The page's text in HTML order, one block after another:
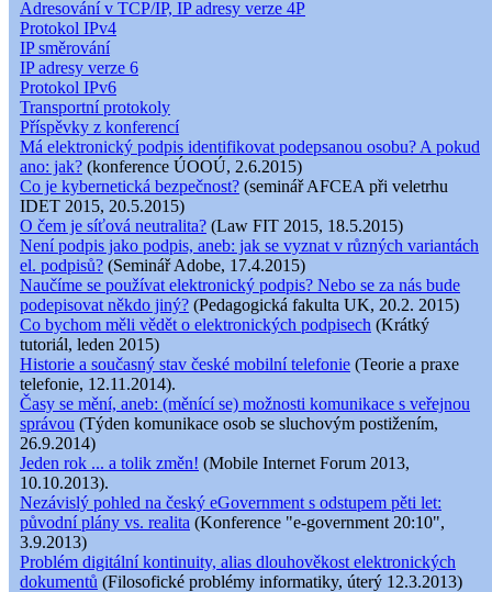
Adresování v TCP/IP, IP adresy verze 4P
Protokol IPv4
IP směrování
IP adresy verze 6
Protokol IPv6
Transportní protokoly
Příspěvky z konferencí
Má elektronický podpis identifikovat podepsanou osobu? A pokud
ano: jak? (konference ÚOOÚ, 2.6.2015)
Co je kybernetická bezpečnost? (seminář AFCEA při veletrhu
IDET 2015, 20.5.2015)
O čem je síťová neutralita? (Law FIT 2015, 18.5.2015)
Není podpis jako podpis, aneb: jak se vyznat v různých variantách
el. podpisů? (Seminář Adobe, 17.4.2015)
Naučíme se používat elektronický podpis? Nebo se za nás bude
podepisovat někdo jiný? (Pedagogická fakulta UK, 20.2. 2015)
Co bychom měli vědět o elektronických podpisech (Krátký
tutoriál, leden 2015)
Historie a současný stav české mobilní telefonie (Teorie a praxe
telefonie, 12.11.2014).
Časy se mění, aneb: (měnící se) možnosti komunikace s veřejnou
správou (Týden komunikace osob se sluchovým postižením,
26.9.2014)
Jeden rok ... a tolik změn! (Mobile Internet Forum 2013,
10.10.2013).
Nezávislý pohled na český eGovernment s odstupem pěti let:
původní plány vs. realita (Konference "e-government 20:10",
3.9.2013)
Problém digitální kontinuity, alias dlouhověkost elektronických
dokumentů (Filosofické problémy informatiky, úterý 12.3.2013)